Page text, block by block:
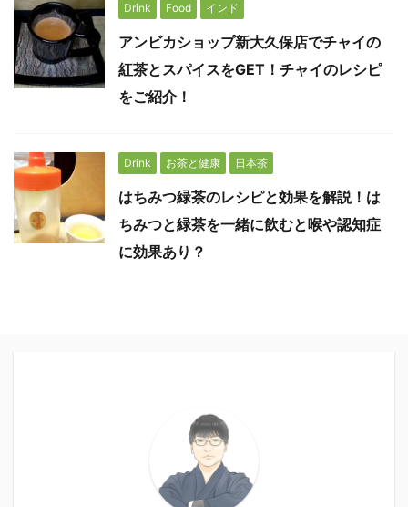
Drink Food インド
アンビカショップ新大久保店でチャイの
紅茶とスパイスをGET！チャイのレシピ
をご紹介！
Drink お茶と健康 日本茶
はちみつ緑茶のレシピと効果を解説！は
ちみつと緑茶を一緒に飲むと喉や認知症
に効果あり？